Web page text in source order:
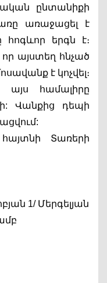
ընտանիքի
առաջացել է
երգն է։
այստեղ հնչած
է կոչվել։
համալիրը
Վանքից դեպի
Տառերի
1/ Մերգելյան